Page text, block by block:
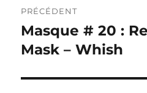
de
l’article
PRÉCÉDENT
Publication
précédente :
Masque # 20 :
Mask – Whish